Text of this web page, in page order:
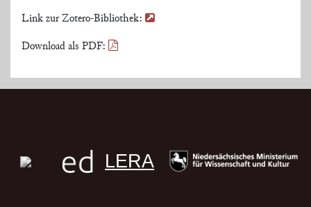
Link zur Zotero-Bibliothek:
Download als PDF:
LERA